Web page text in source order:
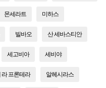
몬세라트 미하스
빌바오 산 세바스티안
세고비아 세비야
라 프론테라 알헤시라스